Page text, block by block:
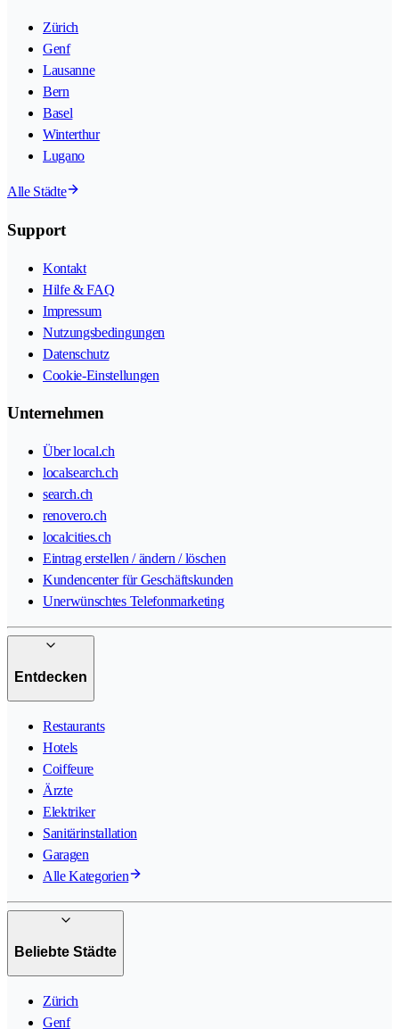
Zürich
Genf
Lausanne
Bern
Basel
Winterthur
Lugano
Alle Städte
Support
Kontakt
Hilfe & FAQ
Impressum
Nutzungsbedingungen
Datenschutz
Cookie-Einstellungen
Unternehmen
Über local.ch
localsearch.ch
search.ch
renovero.ch
localcities.ch
Eintrag erstellen / ändern / löschen
Kundencenter für Geschäftskunden
Unerwünschtes Telefonmarketing
Entdecken
Restaurants
Hotels
Coiffeure
Ärzte
Elektriker
Sanitärinstallation
Garagen
Alle Kategorien
Beliebte Städte
Zürich
Genf